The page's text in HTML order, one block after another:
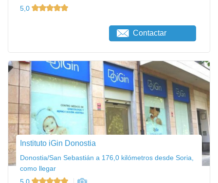
5,0
Contactar
Instituto iGin Donostia
Donostia/San Sebastián a 176,0 kilómetros desde Soria,
como llegar